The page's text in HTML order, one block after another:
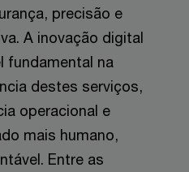
precisão e
A inovação digital
fundamental na
destes serviços,
operacional e
mais humano,
Entre as